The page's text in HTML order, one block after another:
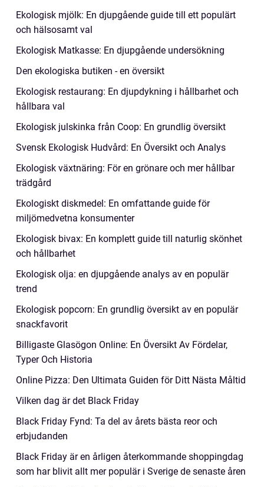
Ekologisk mjölk: En djupgående guide till ett populärt
och hälsosamt val
Ekologisk Matkasse: En djupgående undersökning
Den ekologiska butiken - en översikt
Ekologisk restaurang: En djupdykning i hållbarhet och
hållbara val
Ekologisk julskinka från Coop: En grundlig översikt
Svensk Ekologisk Hudvård: En Översikt och Analys
Ekologisk växtnäring: För en grönare och mer hållbar
trädgård
Ekologiskt diskmedel: En omfattande guide för
miljömedvetna konsumenter
Ekologisk bivax: En komplett guide till naturlig skönhet
och hållbarhet
Ekologisk olja: en djupgående analys av en populär
trend
Ekologisk popcorn: En grundlig översikt av en populär
snackfavorit
Billigaste Glasögon Online: En Översikt Av Fördelar,
Typer Och Historia
Online Pizza: Den Ultimata Guiden för Ditt Nästa Måltid
Vilken dag är det Black Friday
Black Friday Fynd: Ta del av årets bästa reor och
erbjudanden
Black Friday är en årligen återkommande shoppingdag
som har blivit allt mer populär i Sverige de senaste åren